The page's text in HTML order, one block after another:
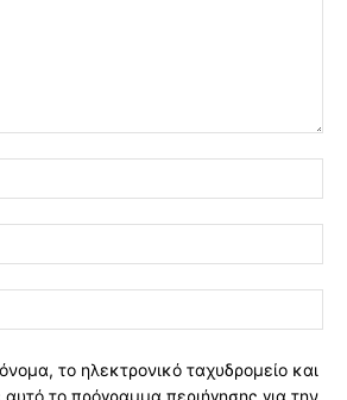
το ηλεκτρονικό ταχυδρομείο και